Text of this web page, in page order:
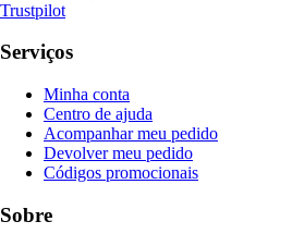
Trustpilot
Serviços
Minha conta
Centro de ajuda
Acompanhar meu pedido
Devolver meu pedido
Códigos promocionais
Sobre